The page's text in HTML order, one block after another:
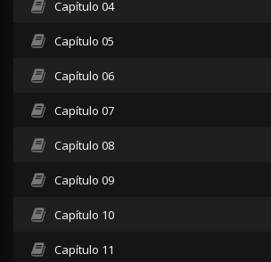
Capítulo 04
Capítulo 05
Capítulo 06
Capítulo 07
Capítulo 08
Capítulo 09
Capítulo 10
Capítulo 11